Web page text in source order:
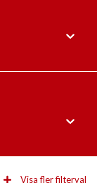
Visa fler filterval